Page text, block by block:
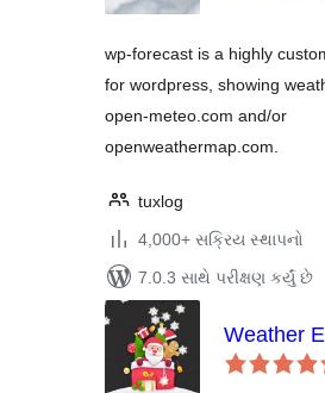
wp-forecast is a highly
for wordpress, showing
open-meteo.com and/or
openweathermap.com.
tuxlog
4,000+ સક્રિય સ્થાપનો
7.0.3 સાથે પરીક્ષણ કર્યું છે
Weather